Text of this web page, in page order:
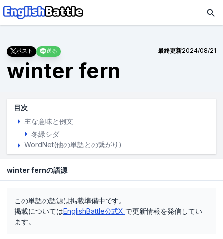
ポスト 送る 最終更新2024/08/21
winter fern
目次
主な意味と例文
冬緑シダ
WordNet(他の単語との繋がり)
winter fernの語源
この単語の語源は掲載準備中です。
掲載についてはEnglishBattle公式X で更新情報を発信してい
ます。